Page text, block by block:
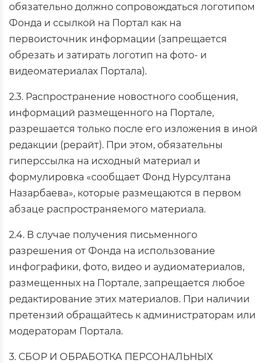
обязательно должно сопровождаться логотипом
Фонда и ссылкой на Портал как на
первоисточник информации (запрещается
обрезать и затирать логотип на фото- и
видеоматериалах Портала).
2.3. Распространение новостного сообщения,
информаций размещенного на Портале,
разрешается только после его изложения в иной
редакции (рерайт). При этом, обязательны
гиперссылка на исходный материал и
формулировка «сообщает Фонд Нурсултана
Назарбаева», которые размещаются в первом
абзаце распространяемого материала.
2.4. В случае получения письменного
разрешения от Фонда на использование
инфографики, фото, видео и аудиоматериалов,
размещенных на Портале, запрещается любое
редактирование этих материалов. При наличии
претензий обращайтесь к администраторам или
модераторам Портала.
3. СБОР И ОБРАБОТКА ПЕРСОНАЛЬНЫХ